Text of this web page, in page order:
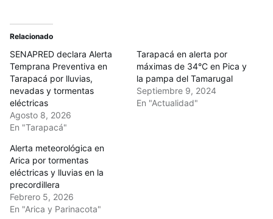
Relacionado
SENAPRED declara Alerta
Temprana Preventiva en
Tarapacá por lluvias,
nevadas y tormentas
eléctricas
Agosto 8, 2026
En "Tarapacá"
Tarapacá en alerta por
máximas de 34°C en Pica y
la pampa del Tamarugal
Septiembre 9, 2024
En "Actualidad"
Alerta meteorológica en
Arica por tormentas
eléctricas y lluvias en la
precordillera
Febrero 5, 2026
En "Arica y Parinacota"